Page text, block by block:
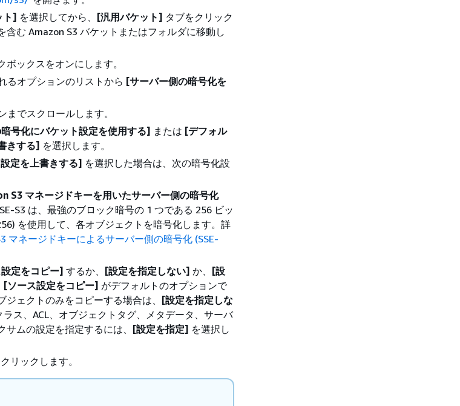
ト] を選択してから、 [汎用バケット] タブをクリック
含む Amazon S3 バケットまたはフォルダに移動し
ックスをオンにします。
るオプションのリストから [サーバー側の暗号化を
までスクロールします。
号化にバケット設定を使用する] または [デフォル
きする] を選択します。
定を上書きする] を選択した場合は、次の暗号化設
S3 マネージドキーを用いたサーバー側の暗号化
S3 は、最強のブロック暗号の 1 つである 256 ビッ
を使用して、各オブジェクトを暗号化します。詳
マネージドキーによるサーバー側の暗号化 (SSE-
定をコピー] するか、 [設定を指定しない] か、
[設
[ソース設定をコピー] がデフォルトのオプションで
ェクトのみをコピーする場合は、
[設定を指定しな
ス、ACL、オブジェクトタグ、メタデータ、サーバ
ムの設定を指定するには、
[設定を指定] を選択し
リックします。